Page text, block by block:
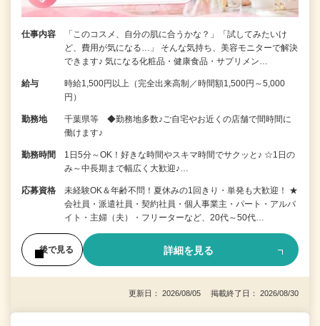
仕事内容
「このコスメ、自分の肌に合うかな？」「試してみたいけ
ど、費用が気になる…」 そんな気持ち、美容モニターで解決
できます♪ 気になる化粧品・健康食品・サプリメン…
給与
時給1,500円以上（完全出来高制／時間額1,500円～5,000
円）
勤務地
千葉県等 ◆勤務地多数♪ご自宅やお近くの店舗で間時間に
働けます♪
勤務時間
1日5分～OK！好きな時間やスキマ時間でサクッと♪ ☆1日の
み～中長期まで幅広く大歓迎♪…
応募資格
未経験OK＆年齢不問！夏休みの1回きり・単発も大歓迎！ ★
会社員・派遣社員・契約社員・個人事業主・パート・アルバ
イト・主婦（夫）・フリーターなど、20代～50代…
後で見る 詳細を見る
更新日： 2026/08/05 掲載終了日： 2026/08/30